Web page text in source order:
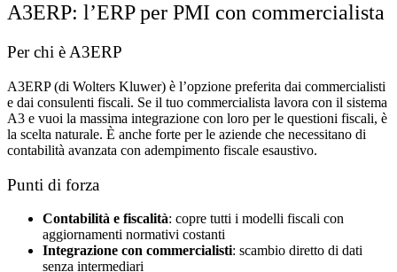
A3ERP: l’ERP per PMI con commercialista
Per chi è A3ERP
A3ERP (di Wolters Kluwer) è l’opzione preferita dai commercialisti
e dai consulenti fiscali. Se il tuo commercialista lavora con il sistema
A3 e vuoi la massima integrazione con loro per le questioni fiscali, è
la scelta naturale. È anche forte per le aziende che necessitano di
contabilità avanzata con adempimento fiscale esaustivo.
Punti di forza
Contabilità e fiscalità: copre tutti i modelli fiscali con
aggiornamenti normativi costanti
Integrazione con commercialisti: scambio diretto di dati
senza intermediari